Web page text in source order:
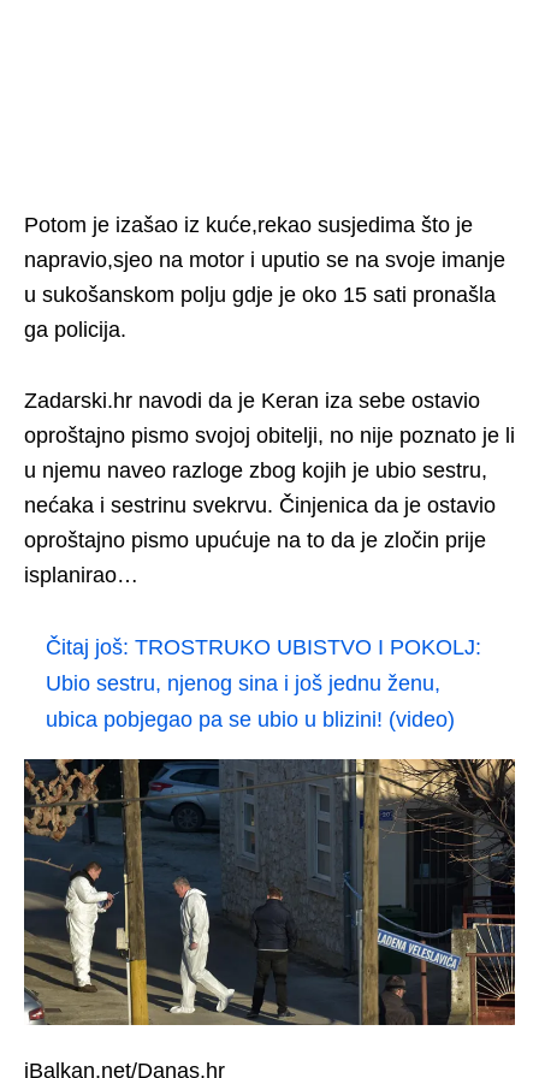
Potom je izašao iz kuće,rekao susjedima što je
napravio,sjeo na motor i uputio se na svoje imanje
u sukošanskom polju gdje je oko 15 sati pronašla
ga policija.
Zadarski.hr navodi da je Keran iza sebe ostavio
oproštajno pismo svojoj obitelji, no nije poznato je li
u njemu naveo razloge zbog kojih je ubio sestru,
nećaka i sestrinu svekrvu. Činjenica da je ostavio
oproštajno pismo upućuje na to da je zločin prije
isplanirao…
Čitaj još: TROSTRUKO UBISTVO I POKOLJ:
Ubio sestru, njenog sina i još jednu ženu,
ubica pobjegao pa se ubio u blizini! (video)
iBalkan.net/Danas.hr